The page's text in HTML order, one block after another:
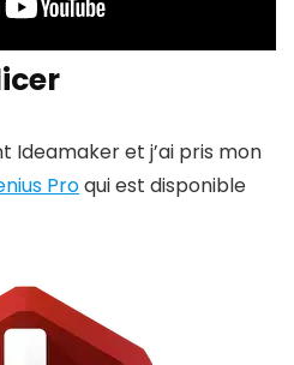
Ideamaker et j’ai pris mon
Proqui est disponible